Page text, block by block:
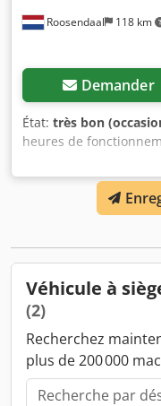
Roosendaal 118 km
Demander
État: très bon
heures de
Remorques porte-
direction et aptes à
capacité de charge 6
Année de fabrication :
Essieu arrière :
Poids total autorisé : 6
carrosserie : MAFI
Djdpfx Ajxztadop
complémentaires
plus de
Véhicule à
(2)
Recherchez
plus de 200 000